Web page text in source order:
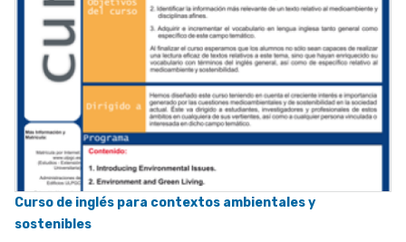
Curso de inglés para contextos ambientales y
sostenibles